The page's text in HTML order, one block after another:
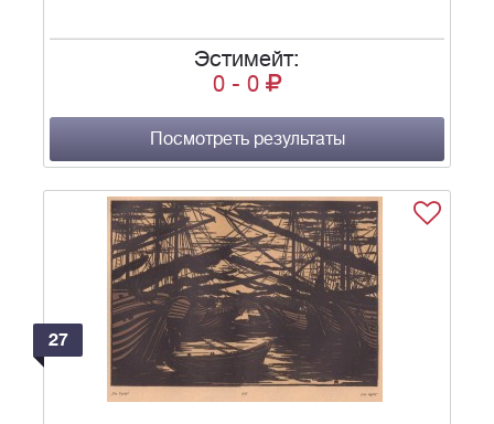
Эстимейт:
0 - 0
Посмотреть результаты
27